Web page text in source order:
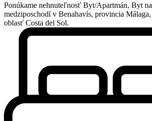
Ponúkame nehnuteľnosť Byt/Apartmán, Byt na
medziposchodí v Benahavís, provincia Málaga,
oblasť Costa del Sol.